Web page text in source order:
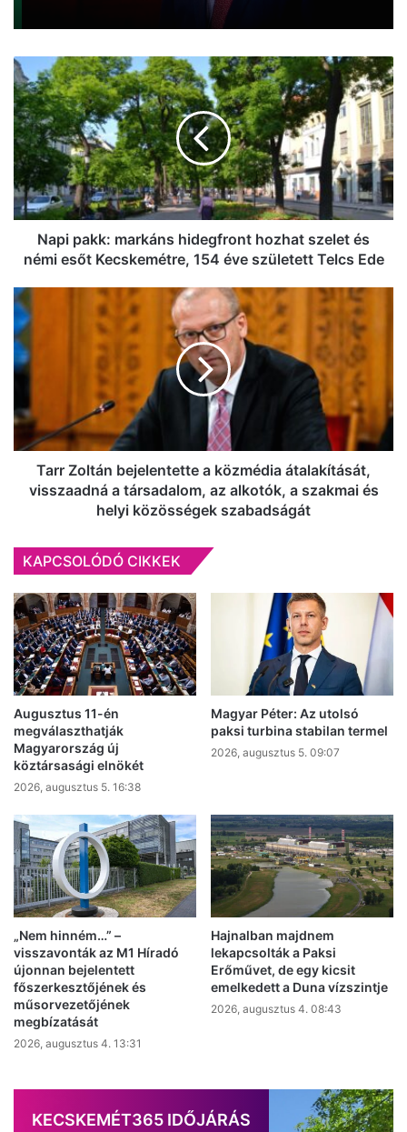
frakció: Baka Andrást jelölik
köztársasági elnöknek
önkormányzattól, mutatjuk, hogyan
juthatsz hozzá
Napi
pakk:
markáns
hidegfront
hozhat
szelet
és
némi
esőt
Kecskemétre,
154
született
Telcs
Ede
Napi pakk: markáns hidegfront hozhat szelet és
némi esőt Kecskemétre, 154 éve született Telcs Ede
Tarr
Zoltán
bejelentette
közmédia
visszaadná
a
társadalom,
alkotók,
helyi
szabadságát
Tarr Zoltán bejelentette a közmédia átalakítását,
visszaadná a társadalom, az alkotók, a szakmai és
helyi közösségek szabadságát
KAPCSOLÓDÓ CIKKEK
Augusztus 11-én
megválaszthatják
Magyarország új
köztársasági elnökét
2026, augusztus 5. 16:38
Magyar Péter: Az utolsó
paksi turbina stabilan termel
2026, augusztus 5. 09:07
„Nem hinném…” –
visszavonták az M1 Híradó
újonnan bejelentett
főszerkesztőjének és
műsorvezetőjének
megbízatását
2026, augusztus 4. 13:31
Hajnalban majdnem
lekapcsolták a Paksi
Erőművet, de egy kicsit
emelkedett a Duna vízszintje
2026, augusztus 4. 08:43
KECSKEMÉT365 IDŐJÁRÁS